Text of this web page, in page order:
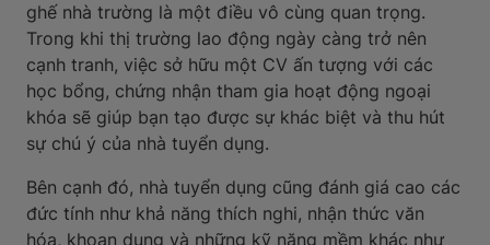
ghế nhà trường là một điều vô cùng quan trọng.
Trong khi thị trường lao động ngày càng trở nên
cạnh tranh, việc sở hữu một CV ấn tượng với các
học bổng, chứng nhận tham gia hoạt động ngoại
khóa sẽ giúp bạn tạo được sự khác biệt và thu hút
sự chú ý của nhà tuyển dụng.
Bên cạnh đó, nhà tuyển dụng cũng đánh giá cao các
đức tính như khả năng thích nghi, nhận thức văn
hóa, khoan dung và những kỹ năng mềm khác như